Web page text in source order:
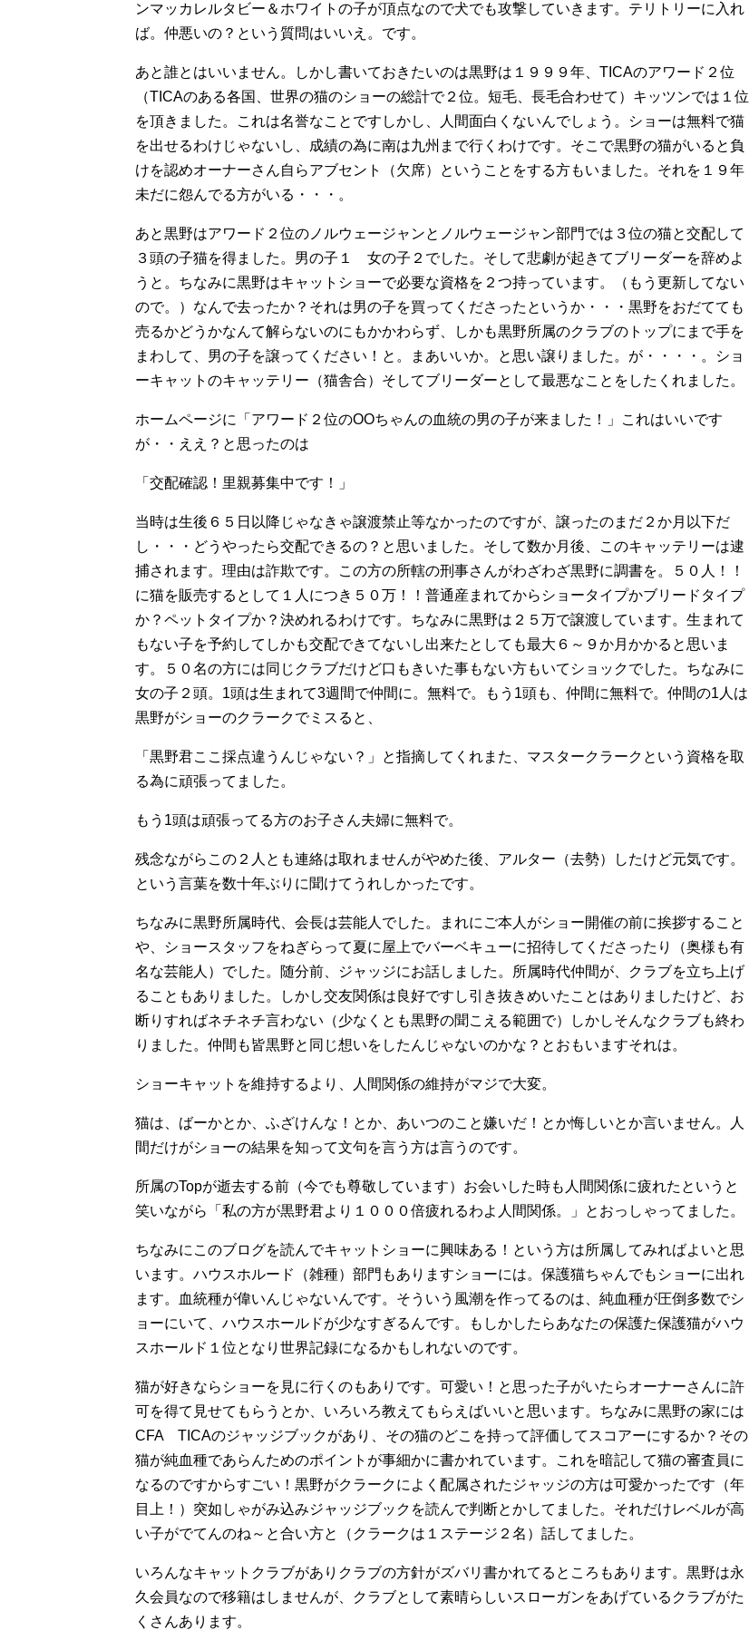
ンマッカレルタビー＆ホワイトの子が頂点なので犬でも攻撃していきます。テリトリーに入れ
ば。仲悪いの？という質問はいいえ。です。
あと誰とはいいません。しかし書いておきたいのは黒野は１９９９年、TICAのアワード２位
（TICAのある各国、世界の猫のショーの総計で２位。短毛、長毛合わせて）キッツンでは１位
を頂きました。これは名誉なことですしかし、人間面白くないんでしょう。ショーは無料で猫
を出せるわけじゃないし、成績の為に南は九州まで行くわけです。そこで黒野の猫がいると負
けを認めオーナーさん自らアブセント（欠席）ということをする方もいました。それを１９年
未だに怨んでる方がいる・・・。
あと黒野はアワード２位のノルウェージャンとノルウェージャン部門では３位の猫と交配して
３頭の子猫を得ました。男の子１ 女の子２でした。そして悲劇が起きてブリーダーを辞めよ
うと。ちなみに黒野はキャットショーで必要な資格を２つ持っています。（もう更新してない
ので。）なんで去ったか？それは男の子を買ってくださったというか・・・黒野をおだてても
売るかどうかなんて解らないのにもかかわらず、しかも黒野所属のクラブのトップにまで手を
まわして、男の子を譲ってください！と。まあいいか。と思い譲りました。が・・・・。ショ
ーキャットのキャッテリー（猫舎合）そしてブリーダーとして最悪なことをしたくれました。
ホームページに「アワード２位のOOちゃんの血統の男の子が来ました！」これはいいです
が・・ええ？と思ったのは
「交配確認！里親募集中です！」
当時は生後６５日以降じゃなきゃ譲渡禁止等なかったのですが、譲ったのまだ２か月以下だ
し・・・どうやったら交配できるの？と思いました。そして数か月後、このキャッテリーは逮
捕されます。理由は詐欺です。この方の所轄の刑事さんがわざわざ黒野に調書を。５０人！！
に猫を販売するとして１人につき５０万！！普通産まれてからショータイプかブリードタイプ
か？ペットタイプか？決めれるわけです。ちなみに黒野は２５万で譲渡しています。生まれて
もない子を予約してしかも交配できてないし出来たとしても最大６～９か月かかると思いま
す。５０名の方には同じクラブだけど口もきいた事もない方もいてショックでした。ちなみに
女の子２頭。1頭は生まれて3週間で仲間に。無料で。もう1頭も、仲間に無料で。仲間の1人は
黒野がショーのクラークでミスると、
「黒野君ここ採点違うんじゃない？」と指摘してくれまた、マスタークラークという資格を取
る為に頑張ってました。
もう1頭は頑張ってる方のお子さん夫婦に無料で。
残念ながらこの２人とも連絡は取れませんがやめた後、アルター（去勢）したけど元気です。
という言葉を数十年ぶりに聞けてうれしかったです。
ちなみに黒野所属時代、会長は芸能人でした。まれにご本人がショー開催の前に挨拶すること
や、ショースタッフをねぎらって夏に屋上でバーベキューに招待してくださったり（奥様も有
名な芸能人）でした。随分前、ジャッジにお話しました。所属時代仲間が、クラブを立ち上げ
ることもありました。しかし交友関係は良好ですし引き抜きめいたことはありましたけど、お
断りすればネチネチ言わない（少なくとも黒野の聞こえる範囲で）しかしそんなクラブも終わ
りました。仲間も皆黒野と同じ想いをしたんじゃないのかな？とおもいますそれは。
ショーキャットを維持するより、人間関係の維持がマジで大変。
猫は、ばーかとか、ふざけんな！とか、あいつのこと嫌いだ！とか悔しいとか言いません。人
間だけがショーの結果を知って文句を言う方は言うのです。
所属のTopが逝去する前（今でも尊敬しています）お会いした時も人間関係に疲れたというと
笑いながら「私の方が黒野君より１０００倍疲れるわよ人間関係。」とおっしゃってました。
ちなみにこのブログを読んでキャットショーに興味ある！という方は所属してみればよいと思
います。ハウスホルード（雑種）部門もありますショーには。保護猫ちゃんでもショーに出れ
ます。血統種が偉いんじゃないんです。そういう風潮を作ってるのは、純血種が圧倒多数でシ
ョーにいて、ハウスホールドが少なすぎるんです。もしかしたらあなたの保護た保護猫がハウ
スホールド１位となり世界記録になるかもしれないのです。
猫が好きならショーを見に行くのもありです。可愛い！と思った子がいたらオーナーさんに許
可を得て見せてもらうとか、いろいろ教えてもらえばいいと思います。ちなみに黒野の家には
CFA TICAのジャッジブックがあり、その猫のどこを持って評価してスコアーにするか？その
猫が純血種であらんためのポイントが事細かに書かれています。これを暗記して猫の審査員に
なるのですからすごい！黒野がクラークによく配属されたジャッジの方は可愛かったです（年
目上！）突如しゃがみ込みジャッジブックを読んで判断とかしてました。それだけレベルが高
い子がでてんのね～と合い方と（クラークは１ステージ２名）話してました。
いろんなキャットクラブがありクラブの方針がズバリ書かれてるところもあります。黒野は永
久会員なので移籍はしませんが、クラブとして素晴らしいスローガンをあげているクラブがた
くさんあります。